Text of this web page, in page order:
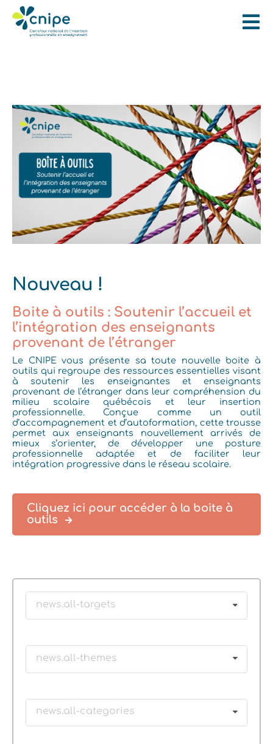
Nouveau !
Boite à outils : Soutenir l’accueil et
l’intégration des enseignants
provenant de l’étranger
Le CNIPE vous présente sa toute nouvelle boite à
outils qui regroupe des ressources essentielles visant
à soutenir les enseignantes et enseignants
provenant de l’étranger dans leur compréhension du
milieu scolaire québécois et leur insertion
professionnelle. Conçue comme un outil
d’accompagnement et d’autoformation, cette trousse
permet aux enseignants nouvellement arrivés de
mieux s’orienter, de développer une posture
professionnelle adaptée et de faciliter leur
intégration progressive dans le réseau scolaire.
Cliquez ici pour accéder à la boite à
outils
news.all-targets
news.all-themes
news.all-categories